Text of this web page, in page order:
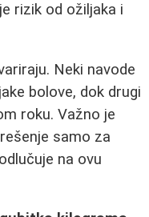
rizik od ožiljaka i
Neki navode
bolove, dok drugi
roku. Važno je
samo za
na ovu